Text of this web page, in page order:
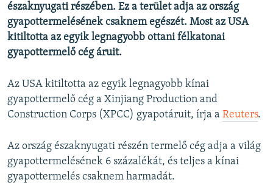
Valamennyi RFE/RL weboldal
északnyugati részében. Ez a terület adja az ország
gyapottermelésének csaknem egészét. Most az USA
kitiltotta az egyik legnagyobb ottani félkatonai
gyapottermelő cég áruit.
Az USA kitiltotta az egyik legnagyobb kínai
gyapottermelő cég a Xinjiang Production and
Construction Corps (XPCC) gyapotáruit, írja a Reuters.
Az ország északnyugati részén termelő cég adja a világ
gyapottermelésének 6 százalékát, és teljes a kínai
gyapottermelés csaknem harmadát.